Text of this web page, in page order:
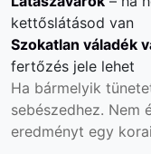
kettőslátásod van
Szokatlan váladék
fertőzés jele lehet
Ha bármelyik
sebészedhez. Nem
eredményt egy